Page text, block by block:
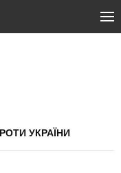
УКРАЇНИ